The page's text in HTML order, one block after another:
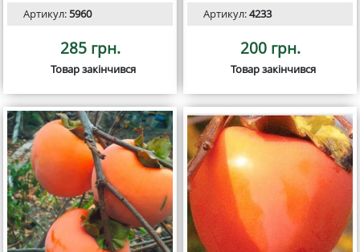
Артикул:5960
285 грн.
Товар закінчився
Артикул:4233
200 грн.
Товар закінчився